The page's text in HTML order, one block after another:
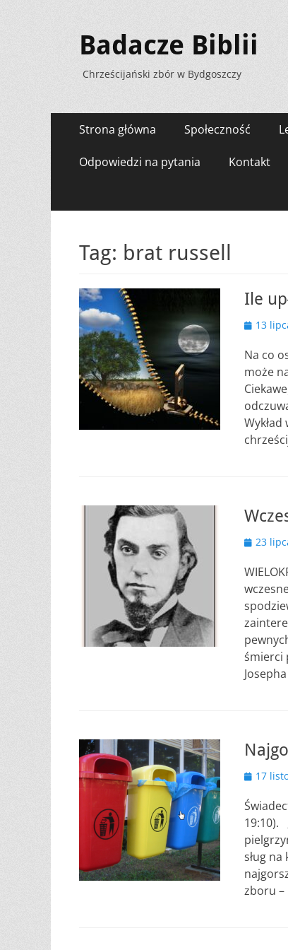
Badacze Biblii
Chrześcijański zbór w Bydgoszczy
Menu
zawartości
Strona główna Społeczność
Odpowiedzi na pytania Kontakt
Tag: brat russell
Ile
13
Na co
może
23
śmierci
17
19:10).
sług
zboru –